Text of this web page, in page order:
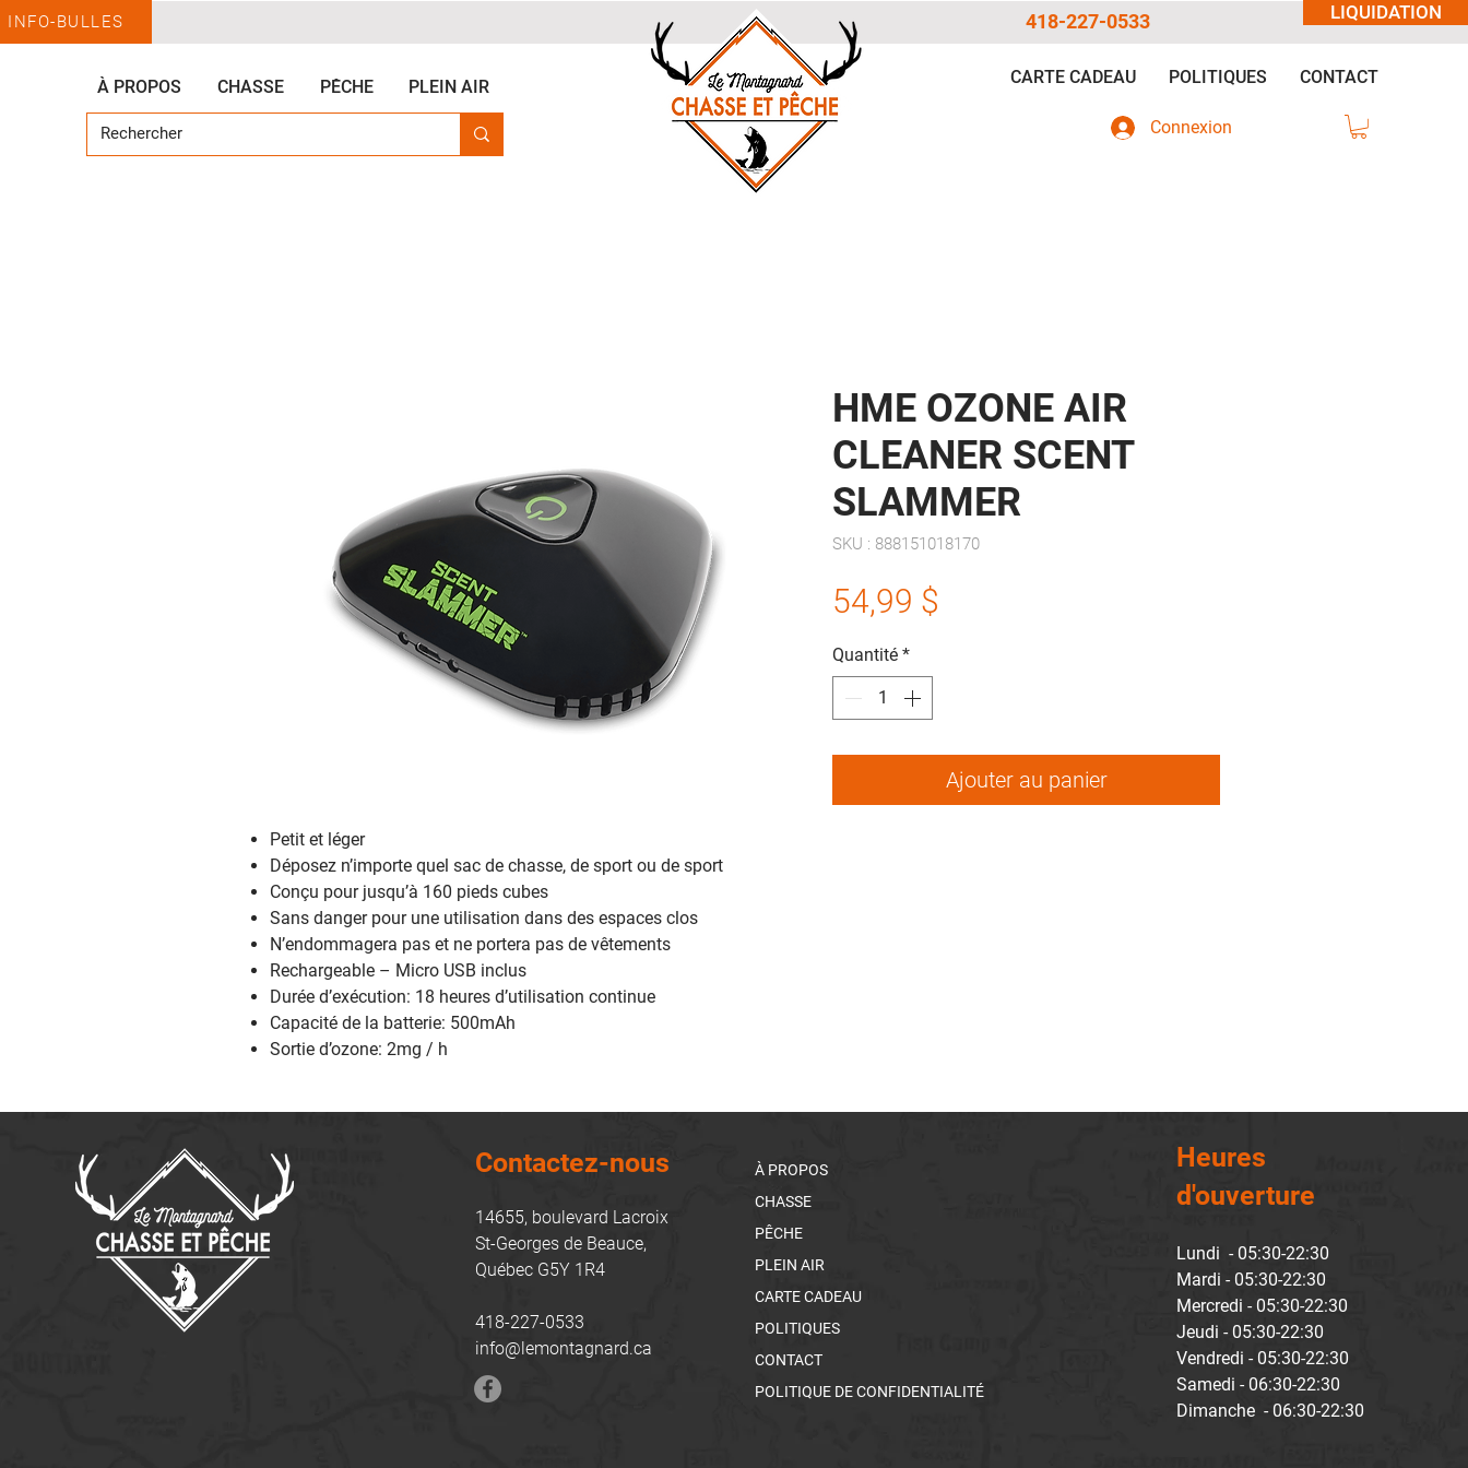
LIQUIDATION
INFO-BULLES
À PROPOS CHASSE PÊCHE PLEIN AIR
418-227-0533
CARTE CADEAU POLITIQUES CONTACT
Connexion
Petit et léger
Déposez n’importe quel sac de chasse, de sport ou de sport
Conçu pour jusqu’à 160 pieds cubes
Sans danger pour une utilisation dans des espaces clos
N’endommagera pas et ne portera pas de vêtements
Rechargeable – Micro USB inclus
Durée d’exécution: 18 heures d’utilisation continue
Capacité de la batterie: 500mAh
Sortie d’ozone: 2mg / h
HME OZONE AIR
CLEANER SCENT
SLAMMER
SKU : 888151018170
54,99 $
Quantité *
Ajouter au panier
Contactez-nous
14655, boulevard Lacroix
St-Georges de Beauce,
Québec G5Y 1R4
418-227-0533
info@lemontagnard.ca
À PROPOS
CHASSE
PÊCHE
PLEIN AIR
CARTE CADEAU
POLITIQUES
CONTACT
POLITIQUE DE CONFIDENTIALITÉ
Heures
d'ouverture
Lundi - 05:30-22:30
Mardi - 05:30-22:30
Mercredi - 05:30-22:30
Jeudi - 05:30-22:30
Vendredi - 05:30-22:30
Samedi - 06:30-22:30
Dimanche - 06:30-22:30